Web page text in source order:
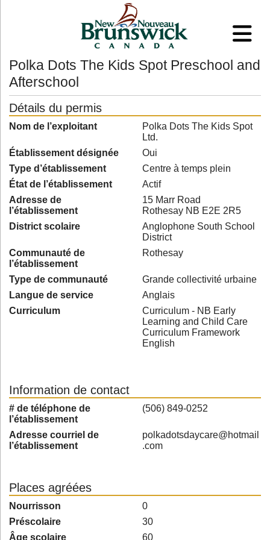
Polka Dots The Kids Spot Preschool and
Afterschool
Détails du permis
Nom de l’exploitant
Polka Dots The Kids Spot
Ltd.
Établissement désignée
Oui
Type d’établissement
Centre à temps plein
État de l’établissement
Actif
Adresse de
l’établissement
15 Marr Road
Rothesay NB E2E 2R5
District scolaire
Anglophone South School
District
Communauté de
l’établissement
Rothesay
Type de communauté
Grande collectivité urbaine
Langue de service
Anglais
Curriculum
Curriculum - NB Early
Learning and Child Care
Curriculum Framework
English
Information de contact
# de téléphone de
l’établissement
(506) 849-0252
Adresse courriel de
l’établissement
polkadotsdaycare@hotmail
.com
Places agréées
Nourrisson
0
Préscolaire
30
Âge scolaire
60